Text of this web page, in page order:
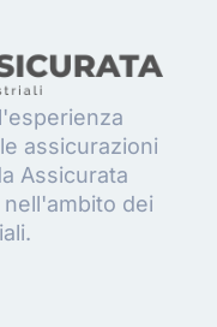
assicurazioni
Assicurata
dei